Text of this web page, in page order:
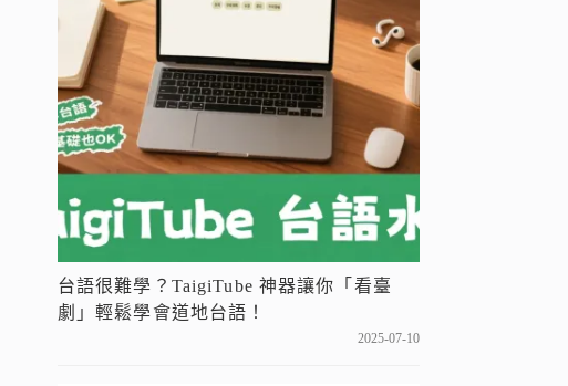
台語很難學？TaigiTube 神器讓你「看臺
劇」輕鬆學會道地台語！
2025-07-10